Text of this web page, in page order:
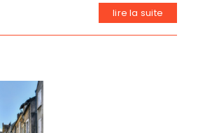
lire la suite